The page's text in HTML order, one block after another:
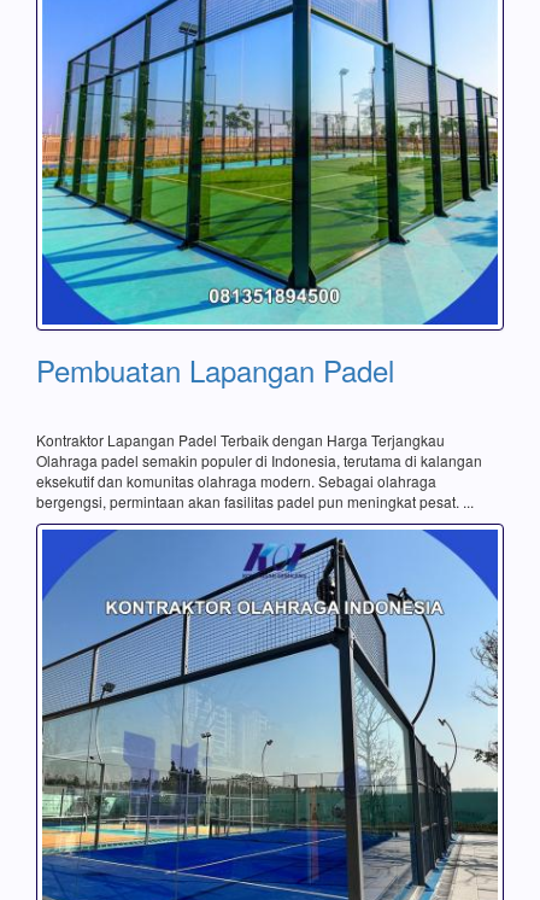
Pembuatan Lapangan Padel
Kontraktor Lapangan Padel Terbaik dengan Harga Terjangkau
Olahraga padel semakin populer di Indonesia, terutama di kalangan
eksekutif dan komunitas olahraga modern. Sebagai olahraga
bergengsi, permintaan akan fasilitas padel pun meningkat pesat. ...